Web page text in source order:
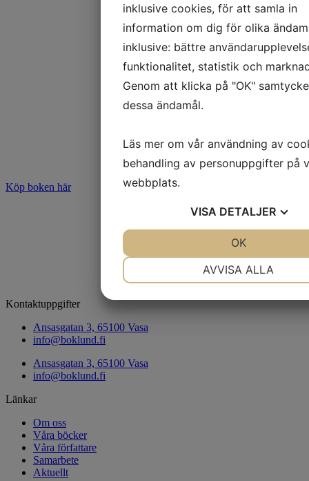
Köp boken här
Kontaktuppgifter
Ansasgatan 3, 65100 Vasa
info@boklund.fi
Ansasgatan 3, 65100 Vasa
info@boklund.fi
Länkar
Om oss
Våra böcker
Våra författare
Samarbete
Aktuellt
inklusive cookies, för att samla in
information om dig för olika
inklusive: bättre
funktionalitet, statistik och
Genom att klicka på "OK"
dessa ändamål.
Läs mer om vår användning av
behandling av personuppgifter på
webbplats.
VISA DETALJER
AVVISA ALLA
OK